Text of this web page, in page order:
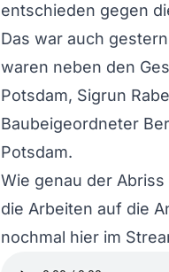
entschieden gegen
Das war auch
waren neben den
Potsdam, Sigrun
Baubeigeordneter
Potsdam.
Wie genau der
die Arbeiten auf die
nochmal hier im